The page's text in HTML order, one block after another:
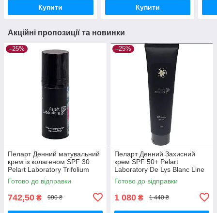
Купити Купити
Акційні пропозиції та новинки
–25%
Пеларт Денний матувальний
крем із колагеном SPF 30
Pelart Laboratory Trifolium
Pretense Line Collagen
Matting Day Cream Spf 30
Готово до відправки
742,50 ₴ 990 ₴
–25%
Пеларт Денний Захисний
крем SPF 50+ Pelart
Laboratory De Lys Blanc Line
UV PROTECTOR SPF 50+,
100 мл
Готово до відправки
1 080 ₴ 1 440 ₴